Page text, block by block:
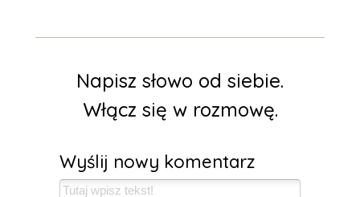
Napisz słowo od siebie.
Włącz się w rozmowę.
Wyślij nowy komentarz